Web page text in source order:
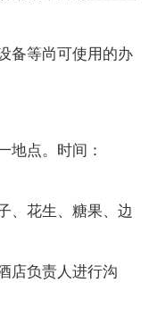
备等尚可使用的办
地点。时间：
、花生、糖果、边
店负责人进行沟